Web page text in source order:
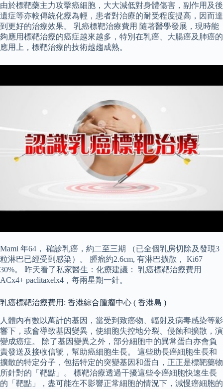
由於標靶藥主力攻擊癌細胞，大大減低對身體傷害，副作用及後
遺症等亦較傳統化療為輕，患者對治療的耐受程度提高，因而達
到更好的治療效果。 乳癌標靶治療費用 隨著醫學發展，現時能
夠應用標靶治療的癌症越來越多，特別在乳癌、大腸癌及肺癌的
應用上，標靶治療的技術越趨成熟。
Mami 年64， 確診乳癌，約二至三期 （已全個乳房切除及發現3
粒淋巴已經受到感染）。 腫瘤約2.6cm, 有淋巴擴散， Ki67
30%。 昨天看了私家醫生：化療建議： 乳癌標靶治療費用
ACx4+ paclitaxelx4，每兩星期一針。
乳癌標靶治療費用: 香港綜合腫瘤中心 ( 香港島 )
人體內有數以萬計的基因，當受到致癌物、輻射及病毒感染等影
響下，或會導致基因變異，使細胞失控地分裂、侵蝕和擴散，演
變成癌症。 除了基因變異之外，部分細胞中的異常蛋白亦會負
責發送及接收信號，幫助癌細胞生長。 這些助長癌細胞生長和
擴散的特定分子，包括特定的突變基因和蛋白，正正是標靶藥物
所針對的「靶點」。 標靶治療透過干擾這些令癌細胞快速生長
的「靶點」，盡可能在不影響正常細胞的情況下，減慢癌細胞的